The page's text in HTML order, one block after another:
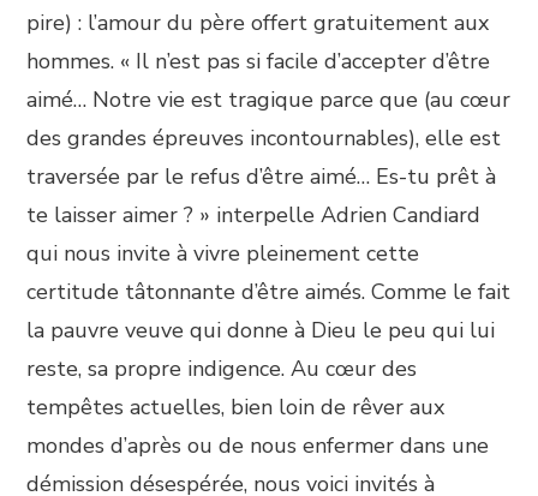
pire) : l’amour du père offert gratuitement aux
hommes. « Il n’est pas si facile d’accepter d’être
aimé… Notre vie est tragique parce que (au cœur
des grandes épreuves incontournables), elle est
traversée par le refus d’être aimé… Es-tu prêt à
te laisser aimer ? » interpelle Adrien Candiard
qui nous invite à vivre pleinement cette
certitude tâtonnante d’être aimés. Comme le fait
la pauvre veuve qui donne à Dieu le peu qui lui
reste, sa propre indigence. Au cœur des
tempêtes actuelles, bien loin de rêver aux
mondes d’après ou de nous enfermer dans une
démission désespérée, nous voici invités à